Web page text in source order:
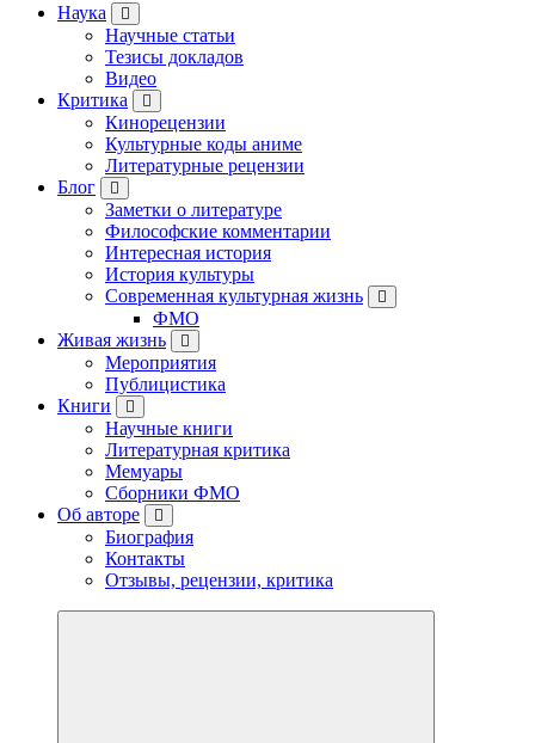
Наука
Научные статьи
Тезисы докладов
Видео
Критика
Кинорецензии
Культурные коды аниме
Литературные рецензии
Блог
Заметки о литературе
Философские комментарии
Интересная история
История культуры
Современная культурная жизнь
ФМО
Живая жизнь
Мероприятия
Публицистика
Книги
Научные книги
Литературная критика
Мемуары
Сборники ФМО
Об авторе
Биография
Контакты
Отзывы, рецензии, критика